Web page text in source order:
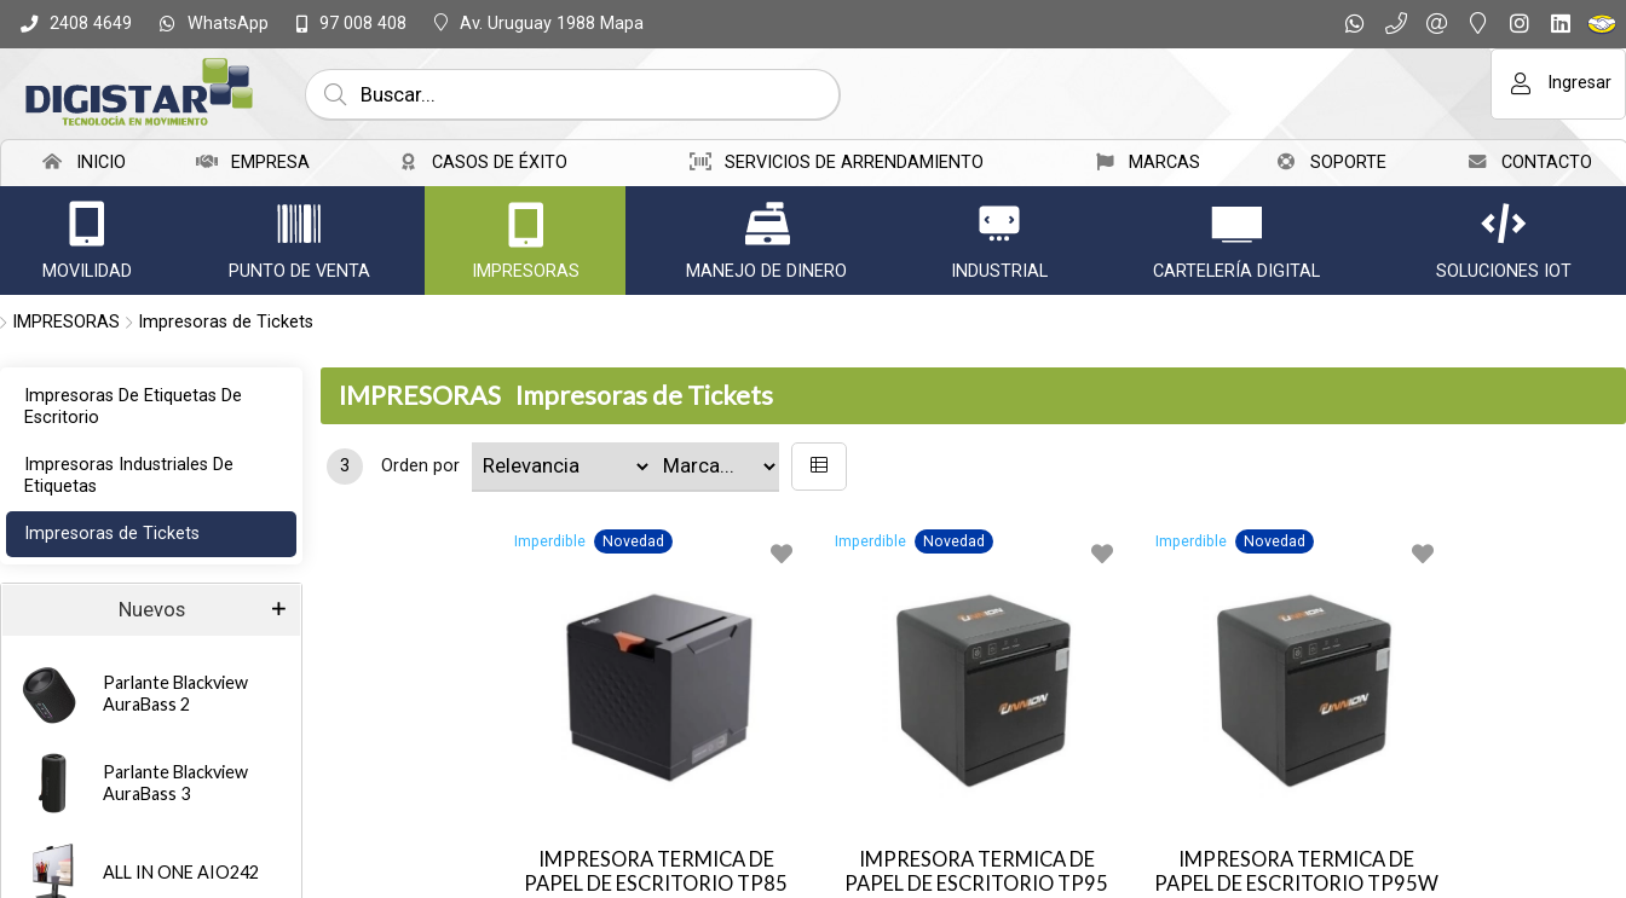
2408 4649 WhatsApp 97 008 408 Av. Uruguay 1988 Mapa
Ingresar
INICIO EMPRESA CASOS DE ÉXITO SERVICIOS DE ARRENDAMIENTO MARCAS SOPORTE CONTACTO
MOVILIDAD PUNTO DE VENTA IMPRESORAS MANEJO DE DINERO INDUSTRIAL CARTELERÍA DIGITAL SOLUCIONES IOT
IMPRESORAS Impresoras de Tickets
Impresoras De Etiquetas De
Escritorio
Impresoras Industriales De
Etiquetas
Impresoras de Tickets
Nuevos
Parlante Blackview
AuraBass 2
Parlante Blackview
AuraBass 3
ALL IN ONE AIO242
IMPRESORAS Impresoras de Tickets
3 Orden por
Imperdible Novedad
IMPRESORA TERMICA DE
PAPEL DE ESCRITORIO TP85
Imperdible Novedad
IMPRESORA TERMICA DE
PAPEL DE ESCRITORIO TP95
Imperdible Novedad
IMPRESORA TERMICA DE
PAPEL DE ESCRITORIO TP95W